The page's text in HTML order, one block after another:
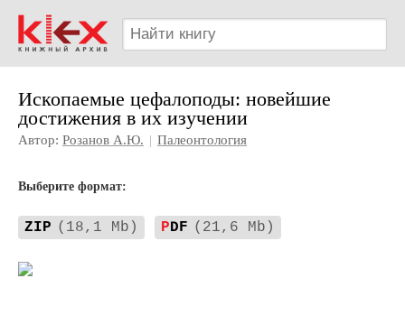
Ископаемые цефалоподы: новейшие
достижения в их изучении
Автор: Розанов А.Ю. | Палеонтология
Выберите формат:
ZIP (18,1 Mb) PDF (21,6 Mb)